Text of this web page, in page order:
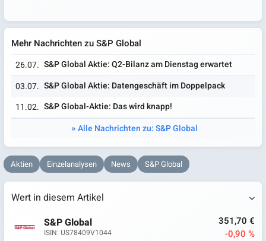
Mehr Nachrichten zu S&P Global
26.07. S&P Global Aktie: Q2-Bilanz am Dienstag erwartet
03.07. S&P Global Aktie: Datengeschäft im Doppelpack
11.02. S&P Global-Aktie: Das wird knapp!
Alle Nachrichten zu: S&P Global
Aktien Einzelanalysen News S&P Global
Wert in diesem Artikel
S&P Global
ISIN: US78409V1044
351,70 €
-0,90 %